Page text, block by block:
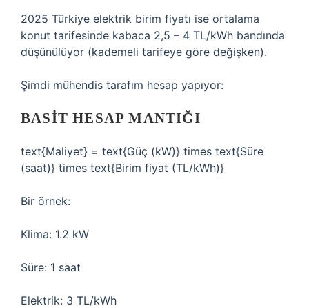
2025 Türkiye elektrik birim fiyatı ise ortalama
konut tarifesinde kabaca 2,5 – 4 TL/kWh bandında
düşünülüyor (kademeli tarifeye göre değişken).
Şimdi mühendis tarafım hesap yapıyor:
BASIT HESAP MANTIĞI
text{Maliyet} = text{Güç (kW)} times text{Süre
(saat)} times text{Birim fiyat (TL/kWh)}
Bir örnek:
Klima: 1.2 kW
Süre: 1 saat
Elektrik: 3 TL/kWh